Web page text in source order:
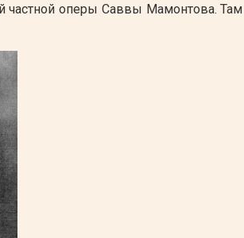
оперы Саввы Мамонтова. Там